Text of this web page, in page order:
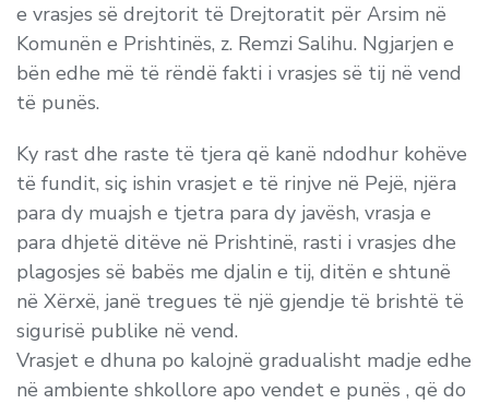
e vrasjes së drejtorit të Drejtoratit për Arsim në
Komunën e Prishtinës, z. Remzi Salihu. Ngjarjen e
bën edhe më të rëndë fakti i vrasjes së tij në vend
të punës.
Ky rast dhe raste të tjera që kanë ndodhur kohëve
të fundit, siç ishin vrasjet e të rinjve në Pejë, njëra
para dy muajsh e tjetra para dy javësh, vrasja e
para dhjetë ditëve në Prishtinë, rasti i vrasjes dhe
plagosjes së babës me djalin e tij, ditën e shtunë
në Xërxë, janë tregues të një gjendje të brishtë të
sigurisë publike në vend.
Vrasjet e dhuna po kalojnë gradualisht madje edhe
në ambiente shkollore apo vendet e punës , që do